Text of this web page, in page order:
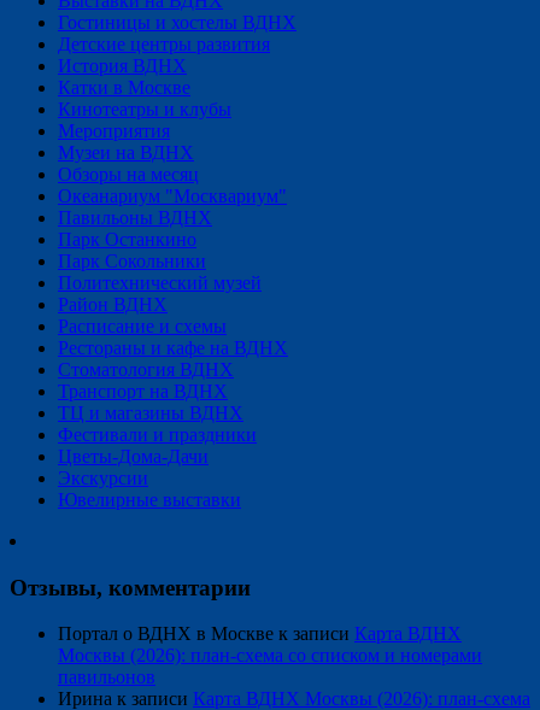
Гостиницы и хостелы ВДНХ
Детские центры развития
История ВДНХ
Катки в Москве
Кинотеатры и клубы
Мероприятия
Музеи на ВДНХ
Обзоры на месяц
Океанариум "Москвариум"
Павильоны ВДНХ
Парк Останкино
Парк Сокольники
Политехнический музей
Район ВДНХ
Расписание и схемы
Рестораны и кафе на ВДНХ
Стоматология ВДНХ
Транспорт на ВДНХ
ТЦ и магазины ВДНХ
Фестивали и праздники
Цветы-Дома-Дачи
Экскурсии
Ювелирные выставки
Отзывы, комментарии
Портал о ВДНХ в Москве к записи Карта ВДНХ
Москвы (2026): план-схема со списком и номерами
павильонов
Ирина к записи Карта ВДНХ Москвы (2026): план-схема